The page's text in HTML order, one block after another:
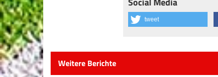
tweet
Weitere Berichte